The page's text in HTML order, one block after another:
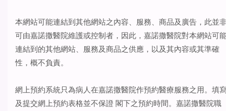
本網站可能連結到其他網站之內容、服務、商品及廣告，此並
可由嘉諾撒醫院維護或控制者，因此，嘉諾撒醫院對本網站可
連結到的其他網站、服務及商品之供應，以及其內容或其準確
性，概不負責。
網上預約系統只為病人在嘉諾撒醫院作預約醫療服務之用。填
及提交網上預約表格並不保證 閣下之預約時間。嘉諾撒醫院職